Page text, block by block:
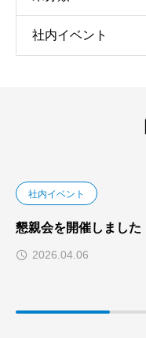
社内イベント
社内イベント
懇親会を開催しました
2026.04.06